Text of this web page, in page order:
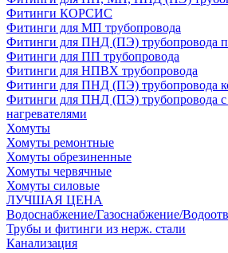
Фитинги КОРСИС
Фитинги для МП трубопровода
Фитинги для ПНД (ПЭ) трубопровода
Фитинги для ПП трубопровода
Фитинги для НПВХ трубопровода
Фитинги для ПНД (ПЭ) трубопровода
Фитинги для ПНД (ПЭ) трубопровода с
нагревателями
Хомуты
Хомуты ремонтные
Хомуты обрезиненные
Хомуты червячные
Хомуты силовые
ЛУЧШАЯ ЦЕНА
Водоснабжение/Газоснабжение/
Трубы и фитинги из нерж. стали
Канализация